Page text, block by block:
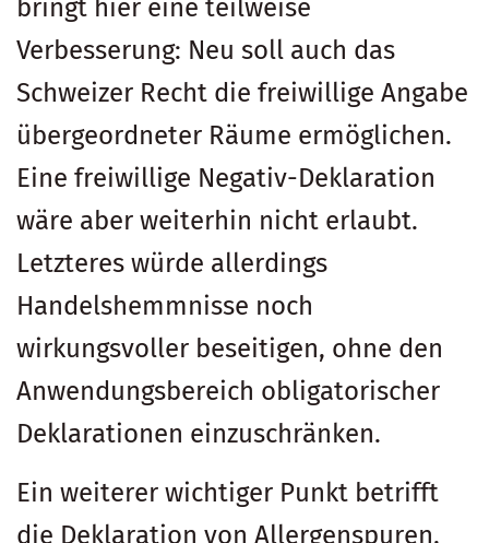
bringt hier eine teilweise
Verbesserung: Neu soll auch das
Schweizer Recht die freiwillige Angabe
übergeordneter Räume ermöglichen.
Eine freiwillige Negativ-Deklaration
wäre aber weiterhin nicht erlaubt.
Letzteres würde allerdings
Handelshemmnisse noch
wirkungsvoller beseitigen, ohne den
Anwendungsbereich obligatorischer
Deklarationen einzuschränken.
Ein weiterer wichtiger Punkt betrifft
die Deklaration von Allergenspuren.